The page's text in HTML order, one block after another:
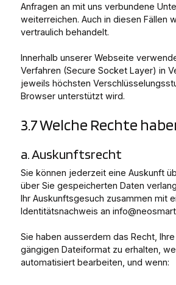
Anfragen an mit uns verbundene
weiterreichen. Auch in diesen Fällen
vertraulich behandelt.
Innerhalb unserer Webseite
Verfahren (Secure Socket Layer) in
jeweils höchsten
Browser unterstützt wird.
3.7 Welche Rechte
a. Auskunftsrecht
Sie können jederzeit eine Auskunft
über Sie gespeicherten Daten
Ihr Auskunftsgesuch zusammen mit
Identitätsnachweis an
Sie haben ausserdem das Recht,
gängigen Dateiformat zu erhalten,
automatisiert bearbeiten, und wenn: